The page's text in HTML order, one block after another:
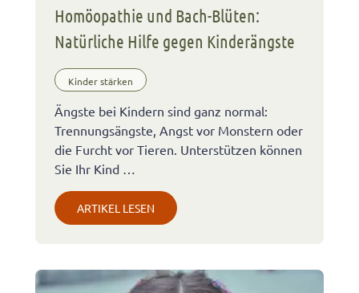
Homöopathie und Bach-Blüten:
Natürliche Hilfe gegen Kinderängste
Kinder stärken
Ängste bei Kindern sind ganz normal:
Trennungsängste, Angst vor Monstern oder
die Furcht vor Tieren. Unterstützen können
Sie Ihr Kind …
ARTIKEL LESEN